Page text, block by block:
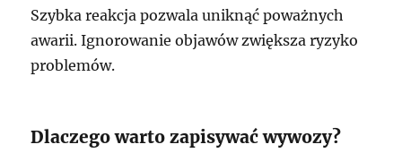
Szybka reakcja pozwala uniknąć poważnych
awarii. Ignorowanie objawów zwiększa ryzyko
problemów.
Dlaczego warto zapisywać wywozy?